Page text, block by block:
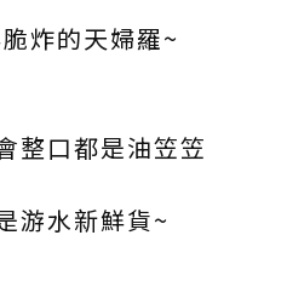
炸的天婦羅~
整口都是油笠笠
游水新鮮貨~